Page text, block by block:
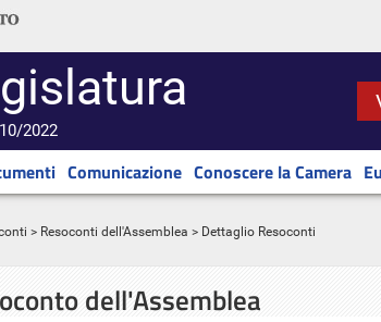
2022
Comunicazione Conoscere la Camera
> Resoconti dell'Assemblea > Dettaglio Resoconti
dell'Assemblea